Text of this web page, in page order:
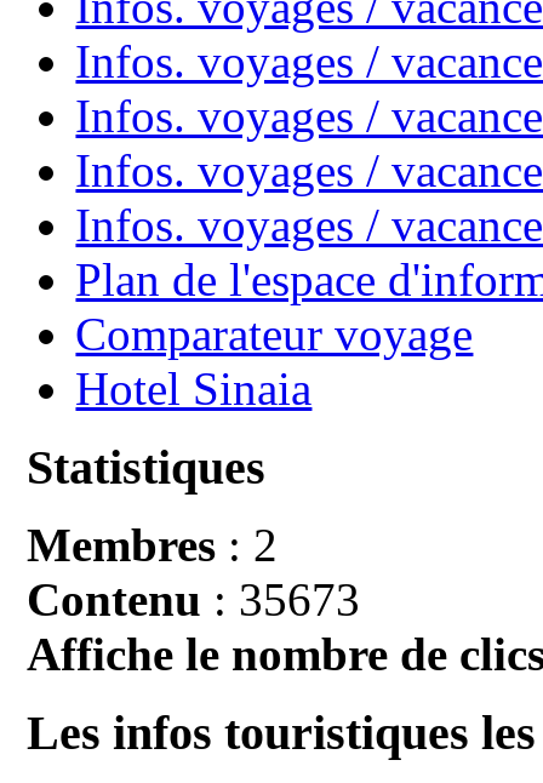
Infos. voyages /
Infos. voyages /
Infos. voyages /
Infos. voyages /
Plan de l'espace
Comparateur voyage
Hotel Sinaia
Statistiques
Membres : 2
Contenu : 35673
Affiche le nombre de
Les infos touristiques